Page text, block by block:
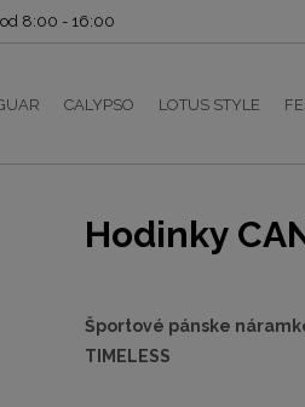
8:00 - 16:00
CALYPSO LOTUS STYLE
Hodinky
Športové pánske
TIMELESS